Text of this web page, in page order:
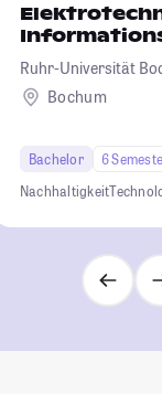
Ruhr-Universität
Bochum
Bachelor 6
Nachhaltigkeit